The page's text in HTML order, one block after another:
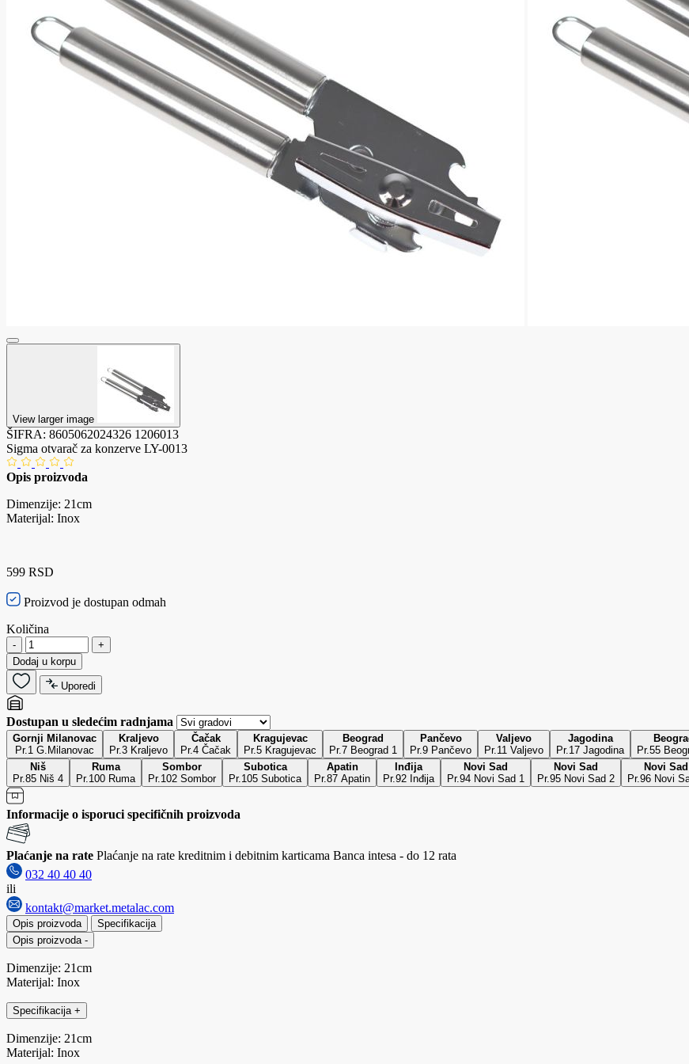
View larger image
ŠIFRA: 8605062024326 1206013
Sigma otvarač za konzerve LY-0013
Opis proizvoda
Dimenzije: 21cm
Materijal: Inox
599 RSD
Proizvod je dostupan odmah
Količina
-
+
Dodaj u korpu
Uporedi
Dostupan u sledećim radnjama
Gornji Milanovac
Pr.1 G.Milanovac
Kraljevo
Pr.3 Kraljevo
Čačak
Pr.4 Čačak
Kragujevac
Pr.5 Kragujevac
Beograd
Pr.7 Beograd 1
Pančevo
Pr.9 Pančevo
Valjevo
Pr.11 Valjevo
Jagodina
Pr.17 Jagodina
Pr.55
Niš
Pr.85 Niš 4
Ruma
Pr.100 Ruma
Sombor
Pr.102 Sombor
Subotica
Pr.105 Subotica
Apatin
Pr.87 Apatin
Inđija
Pr.92 Inđija
Novi Sad
Pr.94 Novi Sad 1
Novi Sad
Pr.95 Novi Sad 2
Novi Sad
Pr.96 Novi
Informacije o isporuci specifičnih proizvoda
Plaćanje na rate Plaćanje na rate kreditnim i debitnim karticama Banca intesa - do 12 rata
032 40 40 40
ili
kontakt@market.metalac.com
Opis proizvoda
Specifikacija
Opis proizvoda -
Dimenzije: 21cm
Materijal: Inox
Specifikacija +
Dimenzije: 21cm
Materijal: Inox